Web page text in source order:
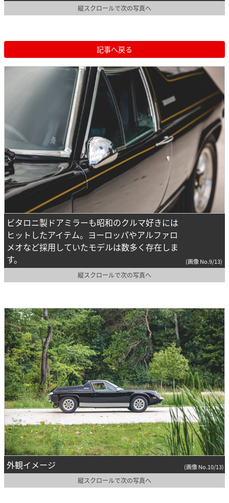
縦スクロールで次の写真へ
記事へ戻る
ビタロニ製ドアミラーも昭和のクルマ好きには
ヒットしたアイテム。ヨーロッパやアルファロ
メオなど採用していたモデルは数多く存在しま
す。
(画像 No.9/13)
縦スクロールで次の写真へ
外観イメージ (画像 No.10/13)
縦スクロールで次の写真へ